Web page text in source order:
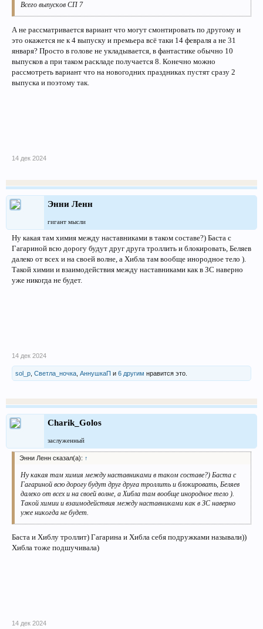
Всего выпусков СП 7
А не рассматривается вариант что могут смонтировать по другому и
это окажется не к 4 выпуску и премьера всё таки 14 февраля а не 31
января? Просто в голове не укладывается, в фантастике обычно 10
выпусков а при таком раскладе получается 8. Конечно можно
рассмотреть вариант что на новогодних праздниках пустят сразу 2
выпуска и поэтому так.
14 дек 2024
Энни Ленн
гигант мысли
Ну какая там химия между наставниками в таком составе?) Баста с
Гагариной всю дорогу будут друг друга троллить и блокировать, Беляев
далеко от всех и на своей волне, а Хибла там вообще инородное тело ).
Такой химии и взаимодействия между наставниками как в ЗС наверно
уже никогда не будет.
14 дек 2024
sol_p Светла_ночка АннушкаП и 6 другим нравится это.
Charik_Golos
заслуженный
Энни Ленн сказал(а): ↑
Ну какая там химия между наставниками в таком составе?) Баста с
Гагариной всю дорогу будут друг друга троллить и блокировать, Беляев
далеко от всех и на своей волне, а Хибла там вообще инородное тело ).
Такой химии и взаимодействия между наставниками как в ЗС наверно
уже никогда не будет.
Баста и Хиблу троллит) Гагарина и Хибла себя подружками называли))
Хибла тоже подшучивала)
14 дек 2024